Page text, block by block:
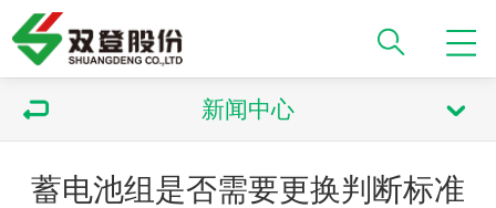
新闻中心
蓄电池组是否需要更换判断标准